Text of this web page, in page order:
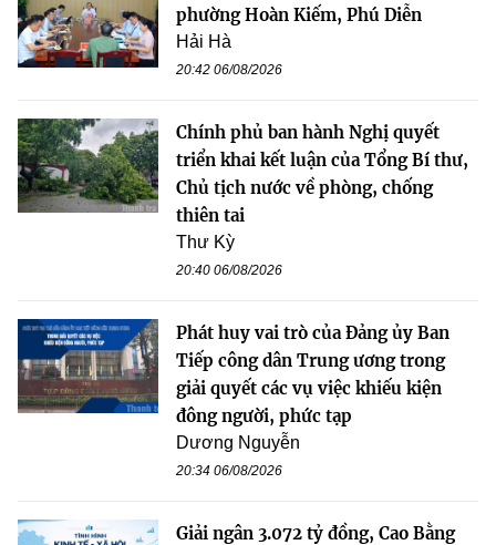
phường Hoàn Kiếm, Phú Diễn
Hải Hà
20:42 06/08/2026
Chính phủ ban hành Nghị quyết
triển khai kết luận của Tổng Bí thư,
Chủ tịch nước về phòng, chống
thiên tai
Thư Kỳ
20:40 06/08/2026
Phát huy vai trò của Đảng ủy Ban
Tiếp công dân Trung ương trong
giải quyết các vụ việc khiếu kiện
đông người, phức tạp
Dương Nguyễn
20:34 06/08/2026
Giải ngân 3.072 tỷ đồng, Cao Bằng